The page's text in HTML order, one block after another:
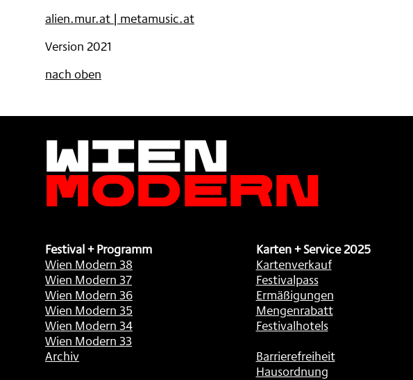
alien.mur.at | metamusic.at
Version 2021
nach oben
Wien
Modern
Festival + Programm
Wien Modern 38
Wien Modern 37
Wien Modern 36
Wien Modern 35
Wien Modern 34
Wien Modern 33
Archiv
Karten + Service 2025
Kartenverkauf
Festivalpass
Ermäßigungen
Mengenrabatt
Festivalhotels
Barrierefreiheit
Hausordnung